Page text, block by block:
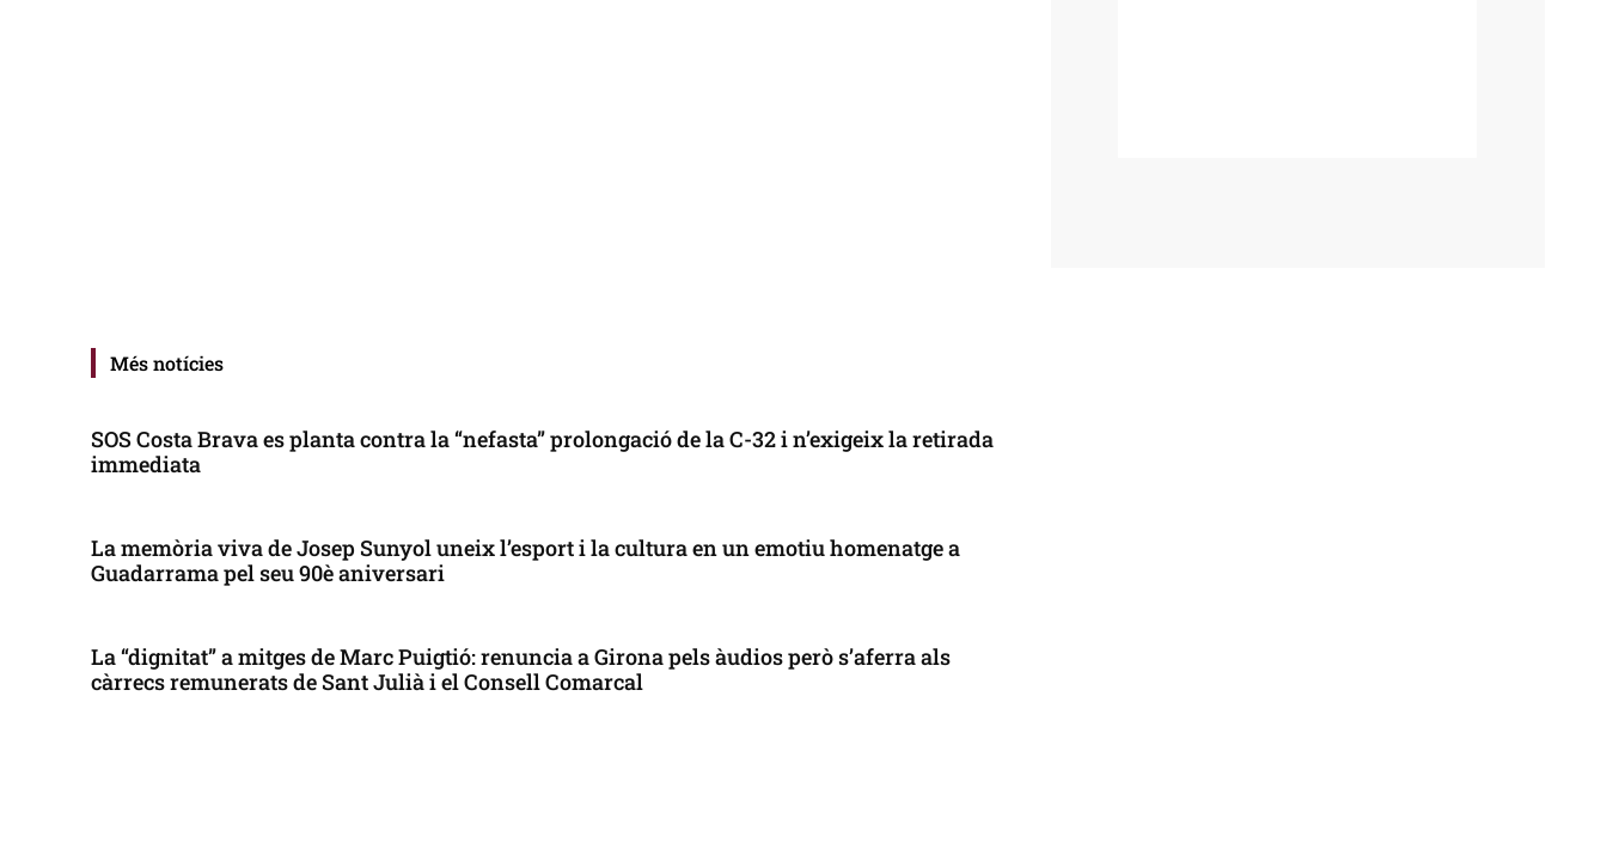
Més notícies
SOS Costa Brava es planta contra la “nefasta” prolongació de la C-32 i n’exigeix la retirada
immediata
La memòria viva de Josep Sunyol uneix l’esport i la cultura en un emotiu homenatge a
Guadarrama pel seu 90è aniversari
La “dignitat” a mitges de Marc Puigtió: renuncia a Girona pels àudios però s’aferra als
càrrecs remunerats de Sant Julià i el Consell Comarcal